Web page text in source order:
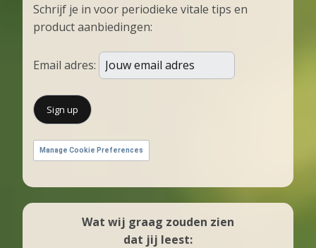
Schrijf je in voor periodieke vitale tips en
product aanbiedingen:
Email adres:
Manage Cookie Preferences
Wat wij graag zouden zien
dat jij leest: